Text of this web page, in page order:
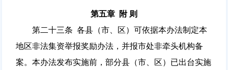
第五章 附 则
第二十三条 各县（市、区）可依据本办法制定本
地区非法集资举报奖励办法，并报市处非牵头机构备
案。本办法发布实施前，部分县（市、区）已出台实施